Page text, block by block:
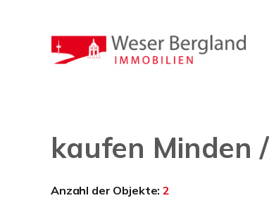
kaufen Minden
Anzahl der Objekte:2